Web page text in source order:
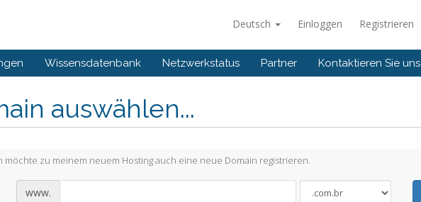
Deutsch Einloggen Registrieren
Wissensdatenbank Netzwerkstatus Partner Kontaktieren Sie uns
auswählen...
möchte zu meinem neuem Hosting auch eine neue Domain registrieren.
www.